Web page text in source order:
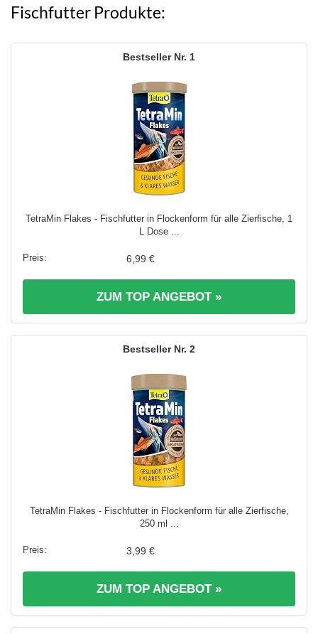
Fischfutter Produkte:
1
TetraMin Flakes - Fischfutter in Flockenform für alle Zierfische, 1
L Dose ...
6,99 €
ZUM TOP ANGEBOT »
2
TetraMin Flakes - Fischfutter in Flockenform für alle Zierfische,
250 ml ...
3,99 €
ZUM TOP ANGEBOT »